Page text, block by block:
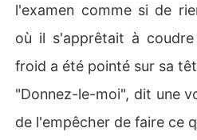
l'examen comme si de
où il s'apprêtait à
froid a été pointé sur sa
"Donnez-le-moi", dit une
de l'empêcher de faire ce